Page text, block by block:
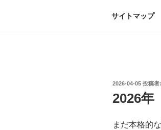
サイトマップ
投
日:
2026-04-05 投稿者:
2026
まだ本格的